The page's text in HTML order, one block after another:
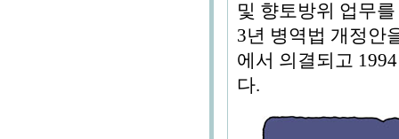
및 향토방위 업무
3년 병역법 개정안
에서 의결되고
다.